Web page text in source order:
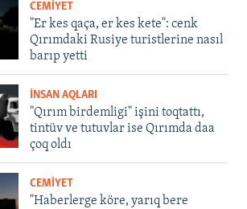
CEMİYET
"Er kes qaça, er kes kete": cenk
Qırımdaki Rusiye turistlerine nasıl
barıp yetti
İNSAN AQLARI
"Qırım birdemligi" işini toqtattı,
tintüv ve tutuvlar ise Qırımda daa
çoq oldı
CEMİYET
"Haberlerge köre, yarıq bere